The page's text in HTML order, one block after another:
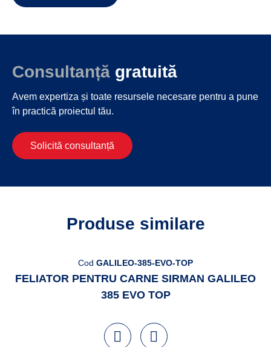
Consultanță gratuită
Avem expertiza și toate resursele necesare pentru a pune
în practică proiectul tău.
Solicită consultanță
Produse similare
Cod GALILEO-385-EVO-TOP
FELIATOR PENTRU CARNE SIRMAN GALILEO
385 EVO TOP